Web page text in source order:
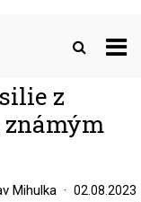
z
známým
Mihulka 02.08.2023